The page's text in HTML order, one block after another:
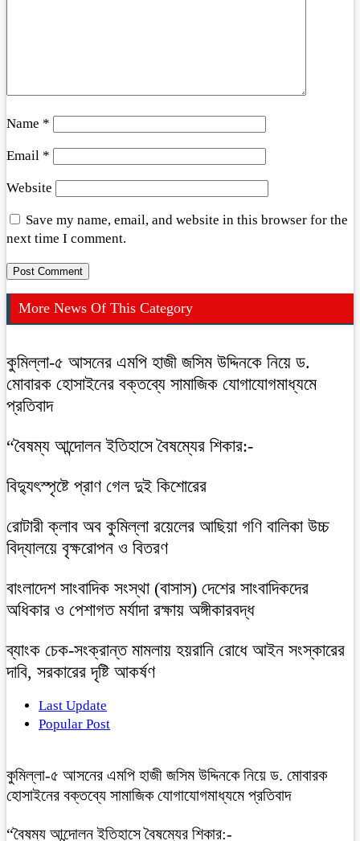
Name *
Email *
Website
Save my name, email, and website in this browser for the
next time I comment.
More News Of This Category
কুমিল্লা-৫ আসনের এমপি হাজী জসিম উদ্দিনকে নিয়ে ড.
মোবারক হোসাইনের বক্তব্যে সামাজিক যোগাযোগমাধ্যমে
প্রতিবাদ
“বৈষম্য আন্দোলন ইতিহাসে বৈষম্যের শিকার:-
বিদ্যুৎস্পৃষ্টে প্রাণ গেল দুই কিশোরের
রোটারী ক্লাব অব কুমিল্লা রয়েলের আছিয়া গণি বালিকা উচ্চ
বিদ্যালয়ে বৃক্ষরোপন ও বিতরণ
বাংলাদেশ সাংবাদিক সংস্থা (বাসাস) দেশের সাংবাদিকদের
অধিকার ও পেশাগত মর্যাদা রক্ষায় অঙ্গীকারবদ্ধ
ব্যাংক চেক-সংক্রান্ত মামলায় হয়রানি রোধে আইন সংস্কারের
দাবি, সরকারের দৃষ্টি আকর্ষণ
Last Update
Popular Post
কুমিল্লা-৫ আসনের এমপি হাজী জসিম উদ্দিনকে নিয়ে ড. মোবারক
হোসাইনের বক্তব্যে সামাজিক যোগাযোগমাধ্যমে প্রতিবাদ
“বৈষম্য আন্দোলন ইতিহাসে বৈষম্যের শিকার:-